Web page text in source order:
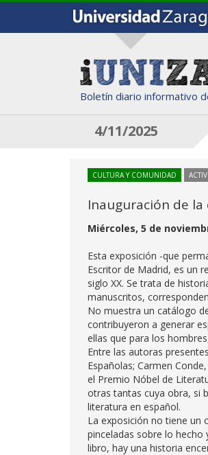
Boletín diario informativo
4/11/2025
CULTURA Y COMUNIDAD
Inauguración de
Miércoles, 5 de
Esta exposición -que
Escritor de Madrid, es un
siglo XX. Se trata de
manuscritos,
No muestra un catálogo
contribuyeron a generar
ellas que para los
Entre las autoras
Españolas; Carmen
el Premio Nóbel de
otras tantas cuya obra, si
literatura en español.
La exposición no tiene un
pinceladas sobre lo hecho
libro, hay una historia